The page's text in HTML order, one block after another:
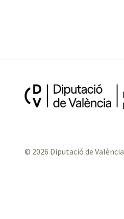
© 2026 Diputació de València